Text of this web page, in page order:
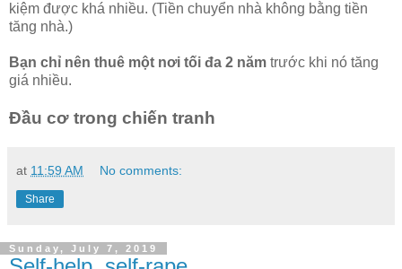
kiệm được khá nhiều. (Tiền chuyển nhà không bằng tiền
tăng nhà.)
Bạn chỉ nên thuê một nơi tối đa 2 năm trước khi nó tăng
giá nhiều.
Đầu cơ trong chiến tranh
at 11:59 AM No comments:
Share
Sunday, July 7, 2019